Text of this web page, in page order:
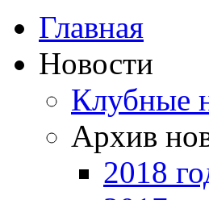
Главная
Новости
Клубные
Архив
2018